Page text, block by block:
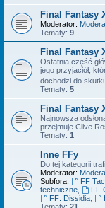
Final Fantasy
Moderator:
Tematy: 9
Final Fantasy
Ostatnia część
jego przyjaciół,
dochodzi do
Tematy: 5
Final Fantasy
Najnowsza
przejmuje Clive
Tematy: 1
Inne FFy
Do tej kategorii
Moderator:
Subfora:
FF
techniczne
FF
FF: Dissidia,